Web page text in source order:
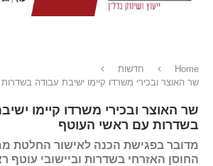
Home
חדשות
שר האוצר ובכירי משרדו קיימו ישיבת עבודה
שר האוצר ובכירי משרדו קיימו
בשדרות עם ראשי העוטף
מדובר בפגישת הכנה לאישור החלטת
החוסן האזרחי בשדרות וביישובי עוטף